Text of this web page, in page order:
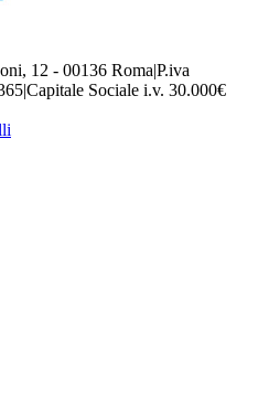
12 - 00136 Roma|P.iva
|Capitale Sociale i.v. 30.000€